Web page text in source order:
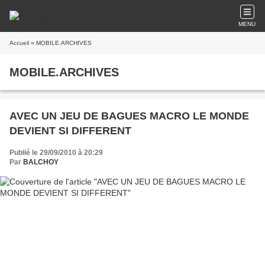
MENU
Accueil » MOBILE.ARCHIVES
MOBILE.ARCHIVES
AVEC UN JEU DE BAGUES MACRO LE MONDE
DEVIENT SI DIFFERENT
Publié le 29/09/2010 à 20:29
Par BALCHOY